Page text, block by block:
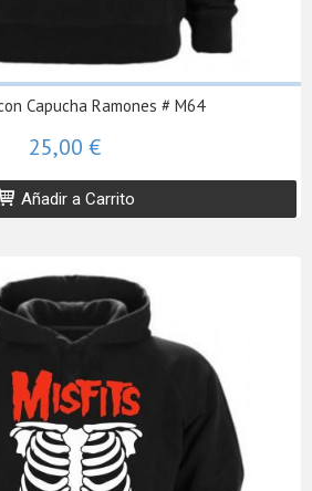
Capucha Ramones # M64
25,00 €
Añadir a Carrito